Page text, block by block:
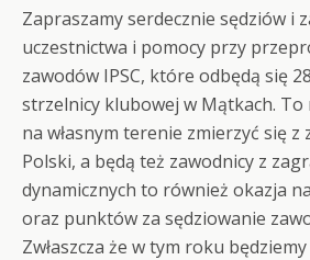
Zapraszamy serdecznie sędziów i
uczestnictwa i pomocy przy
zawodów IPSC, które odbędą się
strzelnicy klubowej w Mątkach. To
na własnym terenie zmierzyć się z
Polski, a będą też zawodnicy z
dynamicznych to również okazja
oraz punktów za sędziowanie
Zwłaszcza że w tym roku